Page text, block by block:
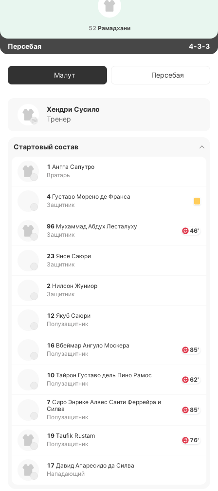
52 Ра­ма­дха­ни
Персебая 4-3-3
Малут Персебая
Хендри Сусило
Тренер
Стартовый состав
1 Ангга Са­пу­тро
Вратарь
4 Гу­ста­во Морено де Франса
Защитник
96 Му­ха­ммад Абдух Ле­ста­лу­ху
Защитник
46'
23 Янсе Саюри
Защитник
2 Нилсон Жуниор
Защитник
12 Якуб Саюри
Полузащитник
16 Вбей­мар Ангуло Мо­ске­ра
Полузащитник
85'
10 Тайрон Гу­ста­во дель Пино Рамос
Полузащитник
62'
7 Сиро Энрике Алвес Санти Фе­ррей­ра и
Силва
Полузащитник
85'
19 Taufik Rustam
Полузащитник
76'
17 Давид Апа­ре­си­до да Силва
Нападающий